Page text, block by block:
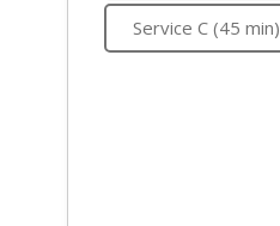
Service C (45 min)